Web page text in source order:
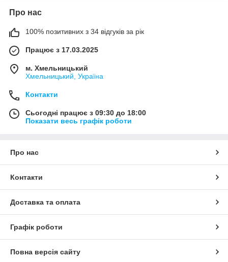
Про нас
100% позитивних з 34 відгуків за рік
Працює з 17.03.2025
м. Хмельницький
Хмельницький, Україна
Контакти
Сьогодні працює з 09:30 до 18:00
Показати весь графік роботи
Про нас
Контакти
Доставка та оплата
Графік роботи
Повна версія сайту